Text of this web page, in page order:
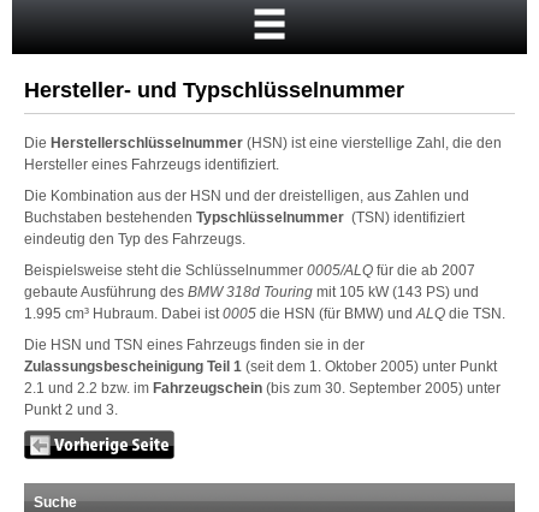
Neukunde?
Kasse
Anmelden
Hersteller- und Typschlüsselnummer
Die Herstellerschlüsselnummer (HSN) ist eine vierstellige Zahl, die den
Hersteller eines Fahrzeugs identifiziert.
Die Kombination aus der HSN und der dreistelligen, aus Zahlen und
Buchstaben bestehenden Typschlüsselnummer (TSN) identifiziert
eindeutig den Typ des Fahrzeugs.
Beispielsweise steht die Schlüsselnummer 0005/ALQ für die ab 2007
gebaute Ausführung des BMW 318d Touring mit 105 kW (143 PS) und
1.995 cm³ Hubraum. Dabei ist0005 die HSN (für BMW) undALQ die TSN.
Die HSN und TSN eines Fahrzeugs finden sie in der
Zulassungsbescheinigung Teil 1 (seit dem 1. Oktober 2005) unter Punkt
2.1 und 2.2 bzw. im Fahrzeugschein (bis zum 30. September 2005) unter
Punkt 2 und 3.
Suche